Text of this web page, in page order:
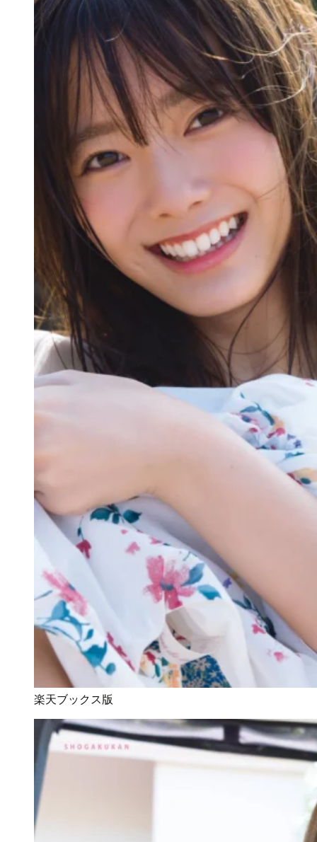
楽天ブックス版